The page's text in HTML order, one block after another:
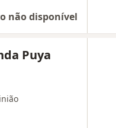
não disponível
Puya